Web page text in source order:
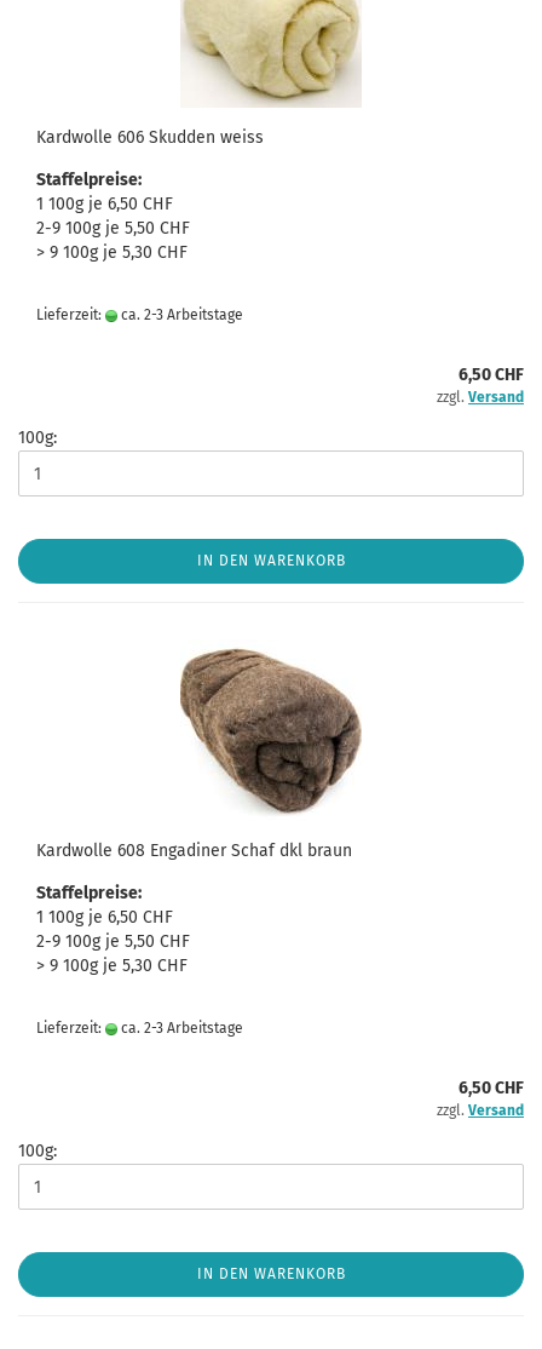
Kardwolle 606 Skudden weiss
Staffelpreise:
1 100g je 6,50 CHF
2-9 100g je 5,50 CHF
> 9 100g je 5,30 CHF
Lieferzeit: ca. 2-3 Arbeitstage
6,50 CHF
zzgl. Versand
100g:
IN DEN WARENKORB
Kardwolle 608 Engadiner Schaf dkl braun
Staffelpreise:
1 100g je 6,50 CHF
2-9 100g je 5,50 CHF
> 9 100g je 5,30 CHF
Lieferzeit: ca. 2-3 Arbeitstage
6,50 CHF
zzgl. Versand
100g:
IN DEN WARENKORB